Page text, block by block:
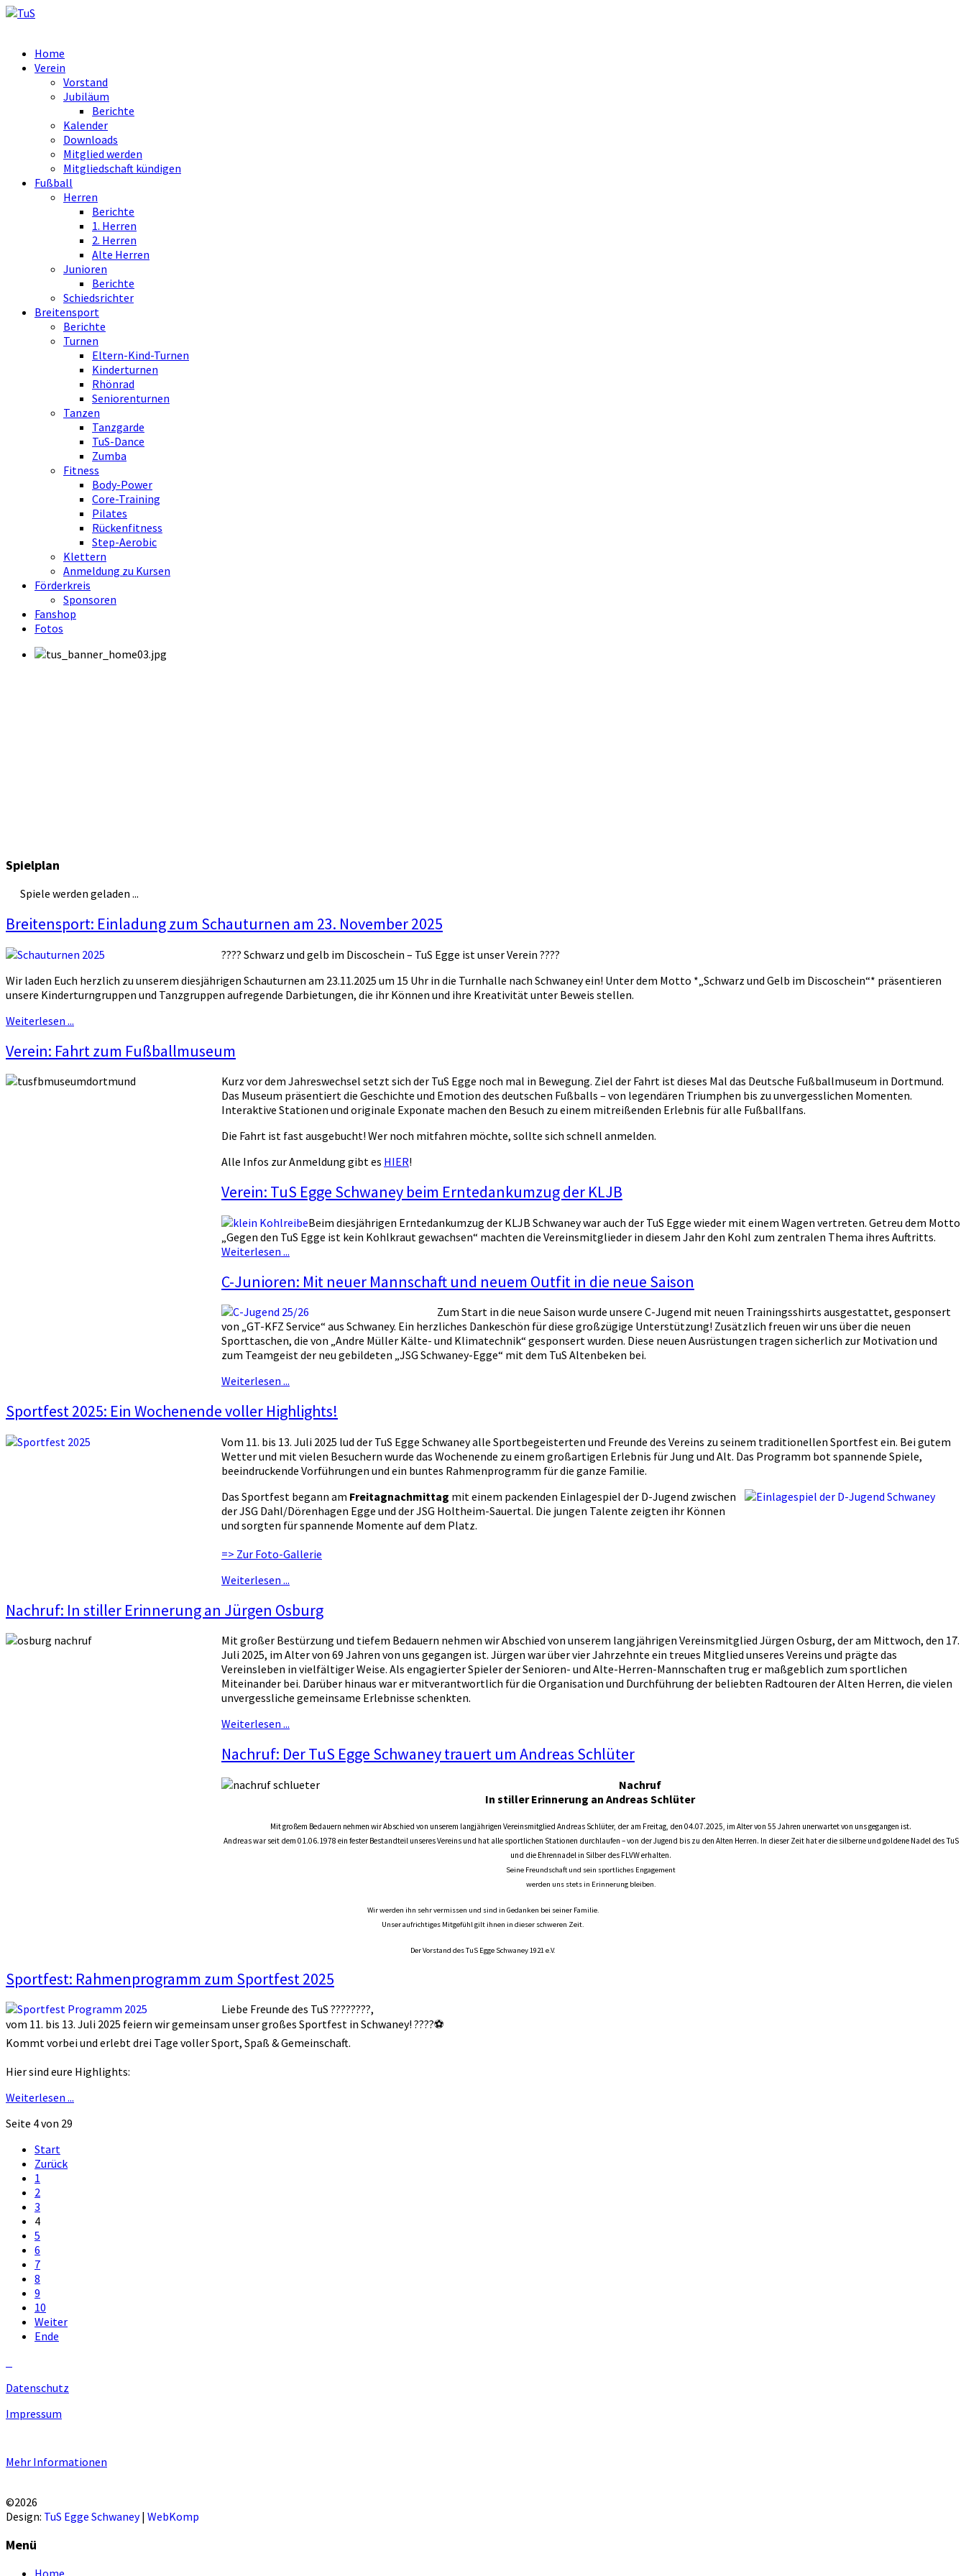
Home
Verein
Vorstand
Jubiläum
Berichte
Kalender
Downloads
Mitglied werden
Mitgliedschaft kündigen
Fußball
Herren
Berichte
1. Herren
2. Herren
Alte Herren
Junioren
Berichte
Schiedsrichter
Breitensport
Berichte
Turnen
Eltern-Kind-Turnen
Kinderturnen
Rhönrad
Seniorenturnen
Tanzen
Tanzgarde
TuS-Dance
Zumba
Fitness
Body-Power
Core-Training
Pilates
Rückenfitness
Step-Aerobic
Klettern
Anmeldung zu Kursen
Förderkreis
Sponsoren
Fanshop
Fotos
Spielplan
Spiele werden geladen ...
Breitensport: Einladung zum Schauturnen am 23. November 2025
???? Schwarz und gelb im Discoschein – TuS Egge ist unser Verein ????
Wir laden Euch herzlich zu unserem diesjährigen Schauturnen am 23.11.2025 um 15 Uhr in die Turnhalle nach Schwaney ein! Unter dem Motto *„Schwarz und Gelb im Discoschein“* präsentieren
unsere Kinderturngruppen und Tanzgruppen aufregende Darbietungen, die ihr Können und ihre Kreativität unter Beweis stellen.
Weiterlesen ...
Verein: Fahrt zum Fußballmuseum
Kurz vor dem Jahreswechsel setzt sich der TuS Egge noch mal in Bewegung. Ziel der Fahrt ist dieses Mal das Deutsche Fußballmuseum in Dortmund.
Das Museum präsentiert die Geschichte und Emotion des deutschen Fußballs – von legendären Triumphen bis zu unvergesslichen Momenten.
Interaktive Stationen und originale Exponate machen den Besuch zu einem mitreißenden Erlebnis für alle Fußballfans.
Die Fahrt ist fast ausgebucht! Wer noch mitfahren möchte, sollte sich schnell anmelden.
Alle Infos zur Anmeldung gibt es HIER!
Verein: TuS Egge Schwaney beim Erntedankumzug der KLJB
Beim diesjährigen Erntedankumzug der KLJB Schwaney war auch der TuS Egge wieder mit einem Wagen vertreten. Getreu dem Motto
„Gegen den TuS Egge ist kein Kohlkraut gewachsen“ machten die Vereinsmitglieder in diesem Jahr den Kohl zum zentralen Thema ihres Auftritts.
Weiterlesen ...
C-Junioren: Mit neuer Mannschaft und neuem Outfit in die neue Saison
Zum Start in die neue Saison wurde unsere C-Jugend mit neuen Trainingsshirts ausgestattet, gesponsert
von „GT-KFZ Service“ aus Schwaney. Ein herzliches Dankeschön für diese großzügige Unterstützung! Zusätzlich freuen wir uns über die neuen
Sporttaschen, die von „Andre Müller Kälte- und Klimatechnik“ gesponsert wurden. Diese neuen Ausrüstungen tragen sicherlich zur Motivation und
zum Teamgeist der neu gebildeten „JSG Schwaney-Egge“ mit dem TuS Altenbeken bei.
Weiterlesen ...
Sportfest 2025: Ein Wochenende voller Highlights!
Vom 11. bis 13. Juli 2025 lud der TuS Egge Schwaney alle Sportbegeisterten und Freunde des Vereins zu seinem traditionellen Sportfest ein. Bei gutem
Wetter und mit vielen Besuchern wurde das Wochenende zu einem großartigen Erlebnis für Jung und Alt. Das Programm bot spannende Spiele,
beeindruckende Vorführungen und ein buntes Rahmenprogramm für die ganze Familie.
Das Sportfest begann am Freitagnachmittag mit einem packenden Einlagespiel der D-Jugend zwischen
der JSG Dahl/Dörenhagen Egge und der JSG Holtheim-Sauertal. Die jungen Talente zeigten ihr Können
und sorgten für spannende Momente auf dem Platz.
=> Zur Foto-Gallerie
Weiterlesen ...
Nachruf: In stiller Erinnerung an Jürgen Osburg
Mit großer Bestürzung und tiefem Bedauern nehmen wir Abschied von unserem langjährigen Vereinsmitglied Jürgen Osburg, der am Mittwoch, den 17.
Juli 2025, im Alter von 69 Jahren von uns gegangen ist. Jürgen war über vier Jahrzehnte ein treues Mitglied unseres Vereins und prägte das
Vereinsleben in vielfältiger Weise. Als engagierter Spieler der Senioren- und Alte-Herren-Mannschaften trug er maßgeblich zum sportlichen
Miteinander bei. Darüber hinaus war er mitverantwortlich für die Organisation und Durchführung der beliebten Radtouren der Alten Herren, die vielen
unvergessliche gemeinsame Erlebnisse schenkten.
Weiterlesen ...
Nachruf: Der TuS Egge Schwaney trauert um Andreas Schlüter
Nachruf
In stiller Erinnerung an Andreas Schlüter
Mit großem Bedauern nehmen wir Abschied von unserem langjährigen Vereinsmitglied Andreas Schlüter, der am Freitag, den 04.07.2025, im Alter von 55 Jahren unerwartet von uns gegangen ist.
Andreas war seit dem 01.06.1978 ein fester Bestandteil unseres Vereins und hat alle sportlichen Stationen durchlaufen – von der Jugend bis zu den Alten Herren. In dieser Zeit hat er die silberne und goldene Nadel des TuS
und die Ehrennadel in Silber des FLVW erhalten.
Seine Freundschaft und sein sportliches Engagement
werden uns stets in Erinnerung bleiben.
Wir werden ihn sehr vermissen und sind in Gedanken bei seiner Familie.
Unser aufrichtiges Mitgefühl gilt ihnen in dieser schweren Zeit.
Der Vorstand des TuS Egge Schwaney 1921 e.V.
Sportfest: Rahmenprogramm zum Sportfest 2025
Liebe Freunde des TuS ????????,
vom 11. bis 13. Juli 2025 feiern wir gemeinsam unser großes Sportfest in Schwaney! ????⚽
Kommt vorbei und erlebt drei Tage voller Sport, Spaß & Gemeinschaft.
Hier sind eure Highlights:
Weiterlesen ...
Seite 4 von 29
Start
Zurück
1
2
3
4
5
6
7
8
9
10
Weiter
Ende
Datenschutz
Impressum
Mehr Informationen
©2026
Design: TuS Egge Schwaney| WebKomp
Menü
Home